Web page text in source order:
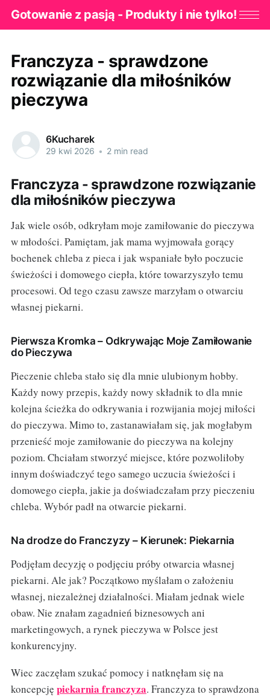
Gotowanie z pasją - Produkty i nie tylko!
Franczyza - sprawdzone
rozwiązanie dla miłośników
pieczywa
6Kucharek
29 kwi 2026 • 2 min read
Franczyza - sprawdzone rozwiązanie
dla miłośników pieczywa
Jak wiele osób, odkryłam moje zamiłowanie do pieczywa
w młodości. Pamiętam, jak mama wyjmowała gorący
bochenek chleba z pieca i jak wspaniałe było poczucie
świeżości i domowego ciepła, które towarzyszyło temu
procesowi. Od tego czasu zawsze marzyłam o otwarciu
własnej piekarni.
Pierwsza Kromka – Odkrywając Moje Zamiłowanie
do Pieczywa
Pieczenie chleba stało się dla mnie ulubionym hobby.
Każdy nowy przepis, każdy nowy składnik to dla mnie
kolejna ścieżka do odkrywania i rozwijania mojej miłości
do pieczywa. Mimo to, zastanawiałam się, jak mogłabym
przenieść moje zamiłowanie do pieczywa na kolejny
poziom. Chciałam stworzyć miejsce, które pozwoliłoby
innym doświadczyć tego samego uczucia świeżości i
domowego ciepła, jakie ja doświadczałam przy pieczeniu
chleba. Wybór padł na otwarcie piekarni.
Na drodze do Franczyzy – Kierunek: Piekarnia
Podjęłam decyzję o podjęciu próby otwarcia własnej
piekarni. Ale jak? Początkowo myślałam o założeniu
własnej, niezależnej działalności. Miałam jednak wiele
obaw. Nie znałam zagadnień biznesowych ani
marketingowych, a rynek pieczywa w Polsce jest
konkurencyjny.
Wiec zaczęłam szukać pomocy i natknęłam się na
koncepcję piekarnia franczyza. Franczyza to sprawdzona